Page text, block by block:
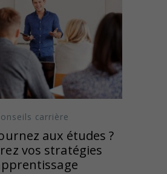
carrière
aux études ?
vos stratégies